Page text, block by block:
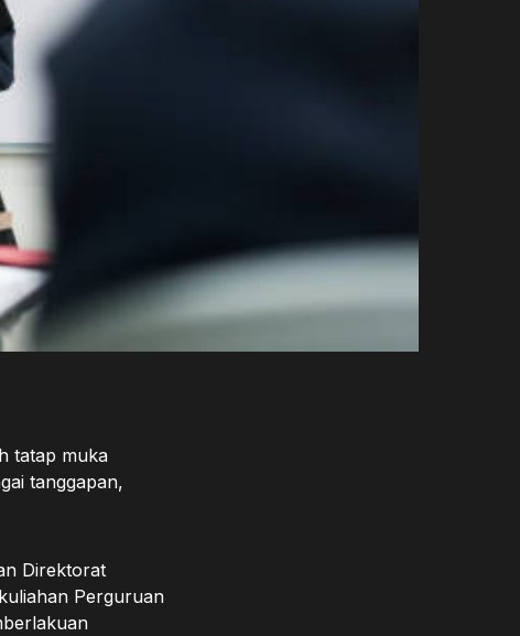
tatap muka
tanggapan,
Direktorat
Perguruan